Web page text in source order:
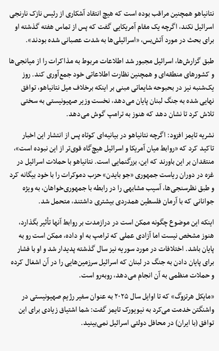
نتانیاهو همچنین مراقب بوده است که هیچ انتقاد آشکاری از رئیس نازک نارنجی
اسرائیل نکند، اگرچه یک مقام آمریکایی گفت که پس از تماس هفته گذشته او
برای بحث در مورد آتش‌بس، «اسرائیلی‌ها به شدت عصبانی شده بودند».
طبق گزارش‌ها، اسرائیل مجبور شد اطلاعات مربوط به مذاکرات را از میانجی‌ها
و کشورهای منطقه‌ای و همچنین نظارت اطلاعاتی خود جمع‌آوری کند. روز
یک‌شنبه نیز در بحبوحه شایعاتی مبنی بر اینکه برخلاف میل نتانیاهو، توافق
نهایی شده به جنگ لبنان پایان می‌دهد، نخست وزیر صهیونیستی به سختی
تلاش کرد تا نشان دهد که هنوز به ترامپ گوش می‌دهد.
نشریه تایمز افزود: اگرچه نتانیاهو در بیانیه‌ای کوتاه پس از انتشار این اخبار
تاکید کرد که «روابط میان آمریکا و اسرائیل هیچ‌گاه قوی‌تر از این نبوده است»،
منتقدان بر این باورند که این، بزرگنمایی است. نتانیاهو با حملات اسرائیل در
غزه در دوران ریاست جمهوری «جو بایدن» حزب دموکرات را با خود بیگانه کرد
و طبق نظرسنجی‌ها، آسیب مشابهی را در رابطه با جمهوری‌خواهان، به ویژه
جوانانی که با آرمان فلسطین همدردی بیشتری داشتند، متحمل شد.
اینکه این موضوع چگونه ممکن است در درازمدت بر روابط آنها تأثیر بگذارد،
هنوز مشخص نیست اما آزادی عملی که ترامپ به او داده، ممکن است رو به
پایان باشد. اختلافات در مورد سوریه نیز سال گذشته پدیدار شد و او با فشار
برای پایان دادن به جنگ در لبنان که اسرائیل سرزمین‌هایی را در آن اشغال کرده
و حملات منظمی به آن انجام می‌دهد، روبه‌رو است.
«مایکل هرتزوگ» که تا اوایل سال ۲۰۲۵ به عنوان سفیر رژیم صهیونیستی در
واشنگتن خدمت می‌کرد به نیویورک تایمز گفت: شما اشتیاق زیادی برای این
توافق (با ایران) در محافل دولتی اسرائیل نمی‌بینید.